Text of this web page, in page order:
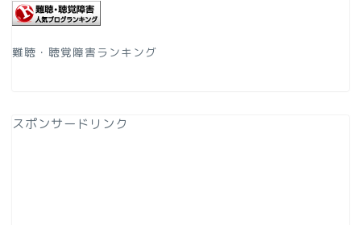
難聴・聴覚障害ランキング
スポンサードリンク